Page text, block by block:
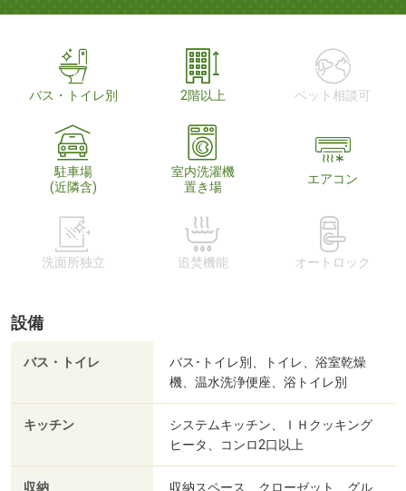
バス・トイレ別 2階以上 ペット相談可
駐車場
(近隣含)
室内洗濯機
置き場
エアコン
洗面所独立 追焚機能 オートロック
設備
バス・トイレ
バス･トイレ別、トイレ、浴室乾燥
機、温水洗浄便座、浴トイレ別
キッチン
システムキッチン、ＩＨクッキング
ヒータ、コンロ2口以上
収納スペース、クローゼット、グル